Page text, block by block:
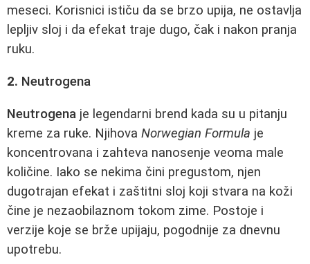
meseci. Korisnici ističu da se brzo upija, ne ostavlja
lepljiv sloj i da efekat traje dugo, čak i nakon pranja
ruku.
2. Neutrogena
Neutrogena je legendarni brend kada su u pitanju
kreme za ruke. Njihova Norwegian Formula je
koncentrovana i zahteva nanosenje veoma male
količine. Iako se nekima čini pregustom, njen
dugotrajan efekat i zaštitni sloj koji stvara na koži
čine je nezaobilaznom tokom zime. Postoje i
verzije koje se brže upijaju, pogodnije za dnevnu
upotrebu.